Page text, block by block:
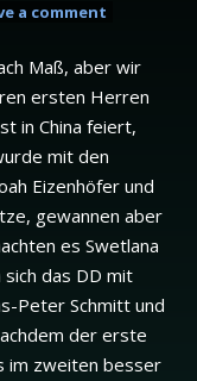
a comment
Maß, aber wir
ersten Herren
in China feiert,
mit den
Eizenhöfer und
gewannen aber
es Swetlana
das DD mit
Peter Schmitt und
der erste
im zweiten besser